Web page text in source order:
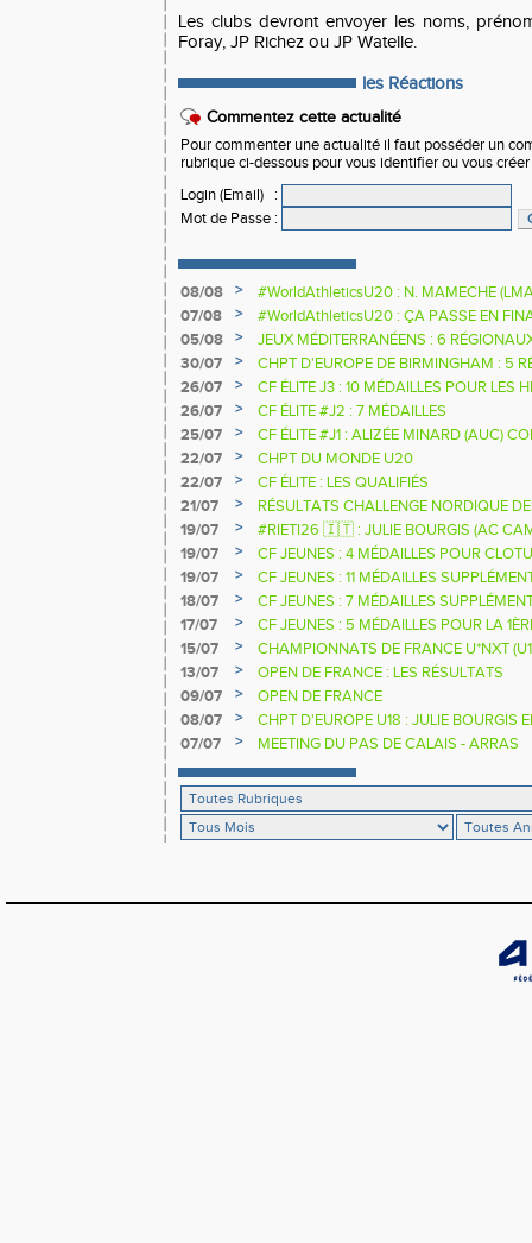
Les clubs devront envoyer les noms,
Foray, JP Richez ou JP Watelle.
les Réactions
Commentez cette actualité
Pour commenter une actualité il faut posséder un
rubrique ci-dessous pour vous identifier ou vous
Login (Email)
:
Mot de Passe :
08/08 >
#WorldAthleticsU20 : N. MAMECHE
07/08
>
#WorldAthleticsU20 : ÇA PASSE EN
SAUTEURS
05/08 >
JEUX MÉDITERRANÉENS : 6
30/07
>
CHPT D'EUROPE DE BIRMINGHAM : 5
26/07
>
CF ÉLITE J3 : 10 MÉDAILLES POUR LES
26/07
>
CF ÉLITE #J2 : 7 MÉDAILLES
25/07
>
CF ÉLITE #J1 : ALIZÉE MINARD (AUC)
NATIONALE
22/07 >
CHPT DU MONDE U20
22/07
>
CF ÉLITE : LES QUALIFIÉS
21/07
>
RÉSULTATS CHALLENGE NORDIQUE
2025 2026
19/07 >
#RIETI26 🇮🇹 : JULIE BOURGIS (AC
D'EUROPE U18 DE LA PERCHE
19/07 >
CF JEUNES : 4 MÉDAILLES POUR
19/07
>
CF JEUNES : 11 MÉDAILLES
18/07
>
CF JEUNES : 7 MÉDAILLES
17/07
>
CF JEUNES : 5 MÉDAILLES POUR LA
15/07
>
CHAMPIONNATS DE FRANCE U*NXT
13/07
>
OPEN DE FRANCE : LES RÉSULTATS
09/07
>
OPEN DE FRANCE
08/07
>
CHPT D'EUROPE U18 : JULIE BOURGIS
07/07
> MEETING DU PAS DE CALAIS - ARRAS